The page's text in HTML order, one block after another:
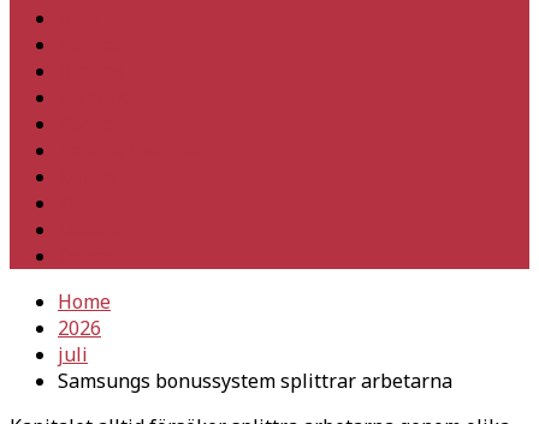
Home
2026
juli
Samsungs bonussystem splittrar arbetarna